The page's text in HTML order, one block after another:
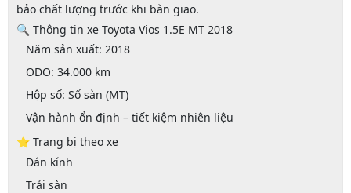
bảo chất lượng trước khi bàn giao.
🔍 Thông tin xe Toyota Vios 1.5E MT 2018
Năm sản xuất: 2018
ODO: 34.000 km
Hộp số: Số sàn (MT)
Vận hành ổn định – tiết kiệm nhiên liệu
⭐ Trang bị theo xe
Dán kính
Trải sàn